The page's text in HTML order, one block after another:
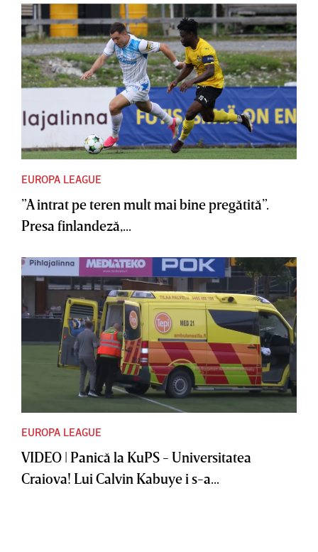
EUROPA LEAGUE
”A intrat pe teren mult mai bine pregătită”.
Presa finlandeză,...
EUROPA LEAGUE
VIDEO | Panică la KuPS - Universitatea
Craiova! Lui Calvin Kabuye i s-a...